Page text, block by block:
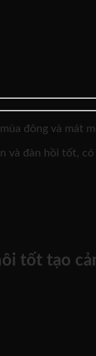
đông và mát
và đàn hồi tốt,
tốt tạo